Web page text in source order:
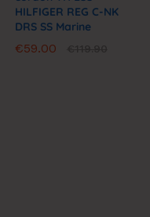
HILFIGER REG C-NK
DRS SS Marine
€59.00
€59.00